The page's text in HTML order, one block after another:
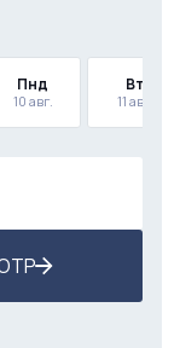
Пнд
10 авг.
Вт
11 авг.